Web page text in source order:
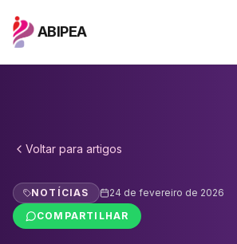
ABIPEA
Voltar para artigos
NOTÍCIAS
24 de fevereiro de 2026
COMPARTILHAR